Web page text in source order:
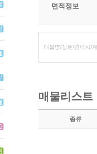
면적정보
매물리스트
종류